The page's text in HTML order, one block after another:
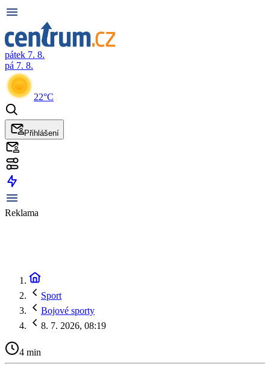
pátek 7. 8.
pá 7. 8.
22°C
Přihlášení
Reklama
Sport
Bojové sporty
8. 7. 2026, 08:19
4 min